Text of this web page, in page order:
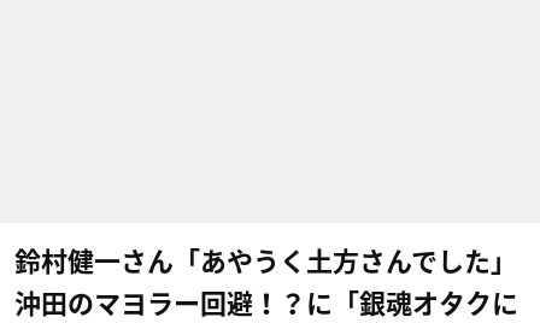
鈴村健一さん「あやうく土方さんでした」
沖田のマヨラー回避！？に「銀魂オタクに